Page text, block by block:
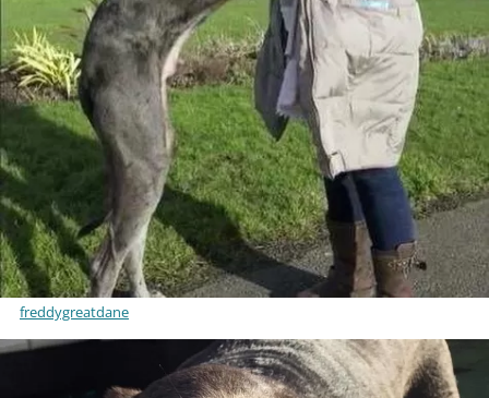
freddygreatdane